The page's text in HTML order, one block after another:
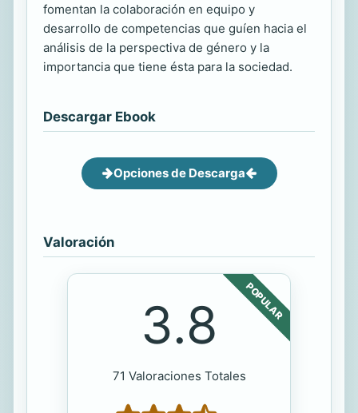
fomentan la colaboración en equipo y
desarrollo de competencias que guíen hacia el
análisis de la perspectiva de género y la
importancia que tiene ésta para la sociedad.
Descargar Ebook
Opciones de Descarga
Valoración
POPULAR
3.8
71 Valoraciones Totales